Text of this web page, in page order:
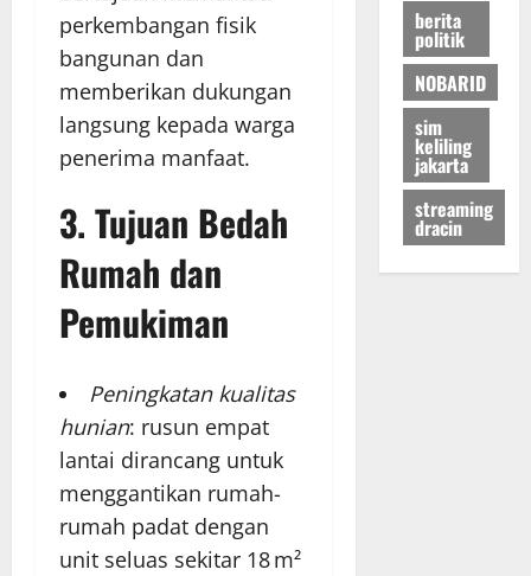
perkembangan fisik
bangunan dan
memberikan dukungan
langsung kepada warga
penerima manfaat.
3. Tujuan Bedah
Rumah dan
Pemukiman
Peningkatan kualitas
hunian: rusun empat
lantai dirancang untuk
menggantikan rumah-
rumah padat dengan
unit seluas sekitar 18 m²
berita
politik
NOBARID
sim
keliling
jakarta
streaming
dracin